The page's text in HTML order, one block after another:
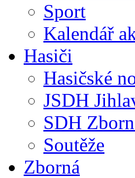
Sport
Kalendář
Hasiči
Hasičské
JSDH
SDH
Soutěže
Zborná